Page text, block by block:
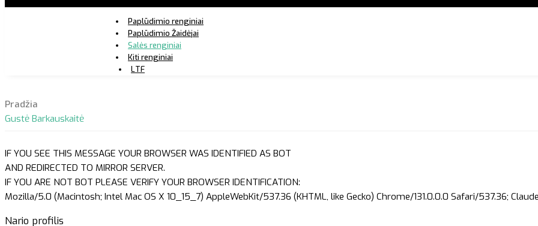
Paplūdimio renginiai
Paplūdimio Žaidėjai
Salės renginiai
Kiti renginiai
LTF
Pradžia
Gustė Barkauskaitė
IF YOU SEE THIS MESSAGE YOUR BROWSER WAS IDENTIFIED AS BOT
AND REDIRECTED TO MIRROR SERVER.
IF YOU ARE NOT BOT PLEASE VERIFY YOUR BROWSER IDENTIFICATION:
Mozilla/5.0 (Macintosh; Intel Mac OS X 10_15_7) AppleWebKit/537.36 (KHTML, like Gecko) Chrome/131.0.0.0 Safari/537.36;
Nario profilis